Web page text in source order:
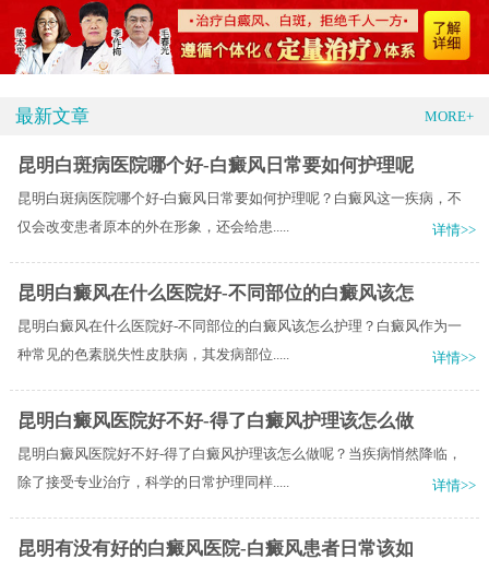
最新文章 MORE+
昆明白斑病医院哪个好-白癜风日常要如何护理呢
昆明白斑病医院哪个好-白癜风日常要如何护理呢？白癜风这一疾病，不
仅会改变患者原本的外在形象，还会给患.....
详情>>
昆明白癜风在什么医院好-不同部位的白癜风该怎
昆明白癜风在什么医院好-不同部位的白癜风该怎么护理？白癜风作为一
种常见的色素脱失性皮肤病，其发病部位.....
详情>>
昆明白癜风医院好不好-得了白癜风护理该怎么做
昆明白癜风医院好不好-得了白癜风护理该怎么做呢？当疾病悄然降临，
除了接受专业治疗，科学的日常护理同样.....
详情>>
昆明有没有好的白癜风医院-白癜风患者日常该如